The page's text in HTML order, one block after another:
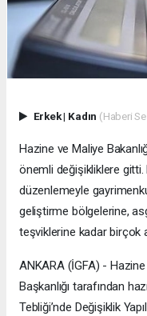
Erkek| Kadın (Haberi
Hazine ve Maliye
önemli değişikliklere gitti.
düzenlemeyle
geliştirme bölgelerine,
teşviklerine kadar birçok
ANKARA (İGFA) - Hazine
Başkanlığı tarafından
Tebliği’nde Değişiklik